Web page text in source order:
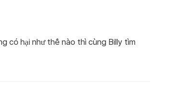
có hại như thế nào thì cùng Billy tìm